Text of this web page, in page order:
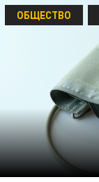
ОБЩЕСТВО